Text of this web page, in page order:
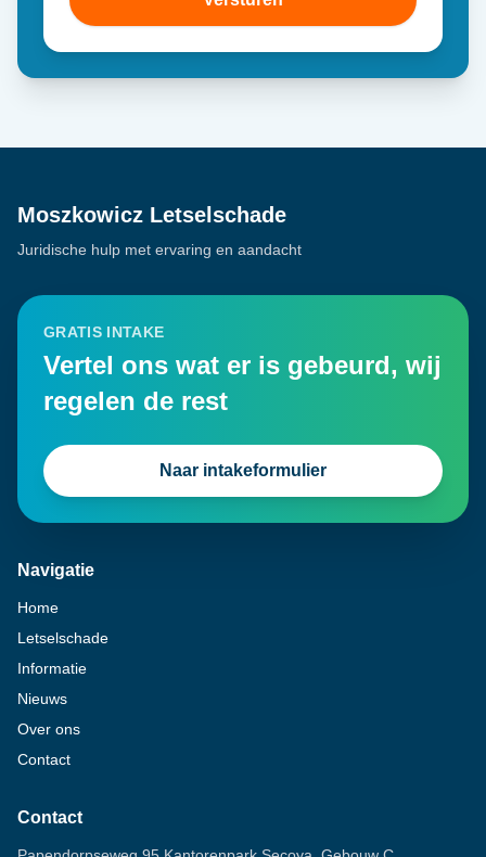
Moszkowicz Letselschade
Juridische hulp met ervaring en aandacht
GRATIS INTAKE
Vertel ons wat er is gebeurd, wij
regelen de rest
Naar intakeformulier
Navigatie
Home
Letselschade
Informatie
Nieuws
Over ons
Contact
Contact